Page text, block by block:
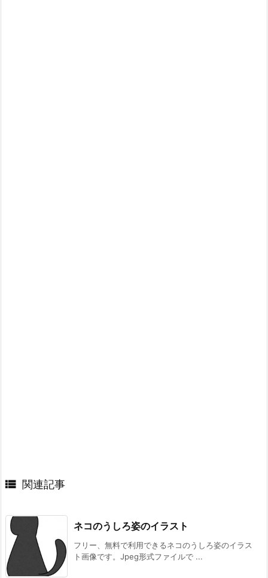
 関連記事
ネコのうしろ姿のイラスト
フリー、無料で利用できるネコのうしろ姿のイラス
ト画像です。Jpeg形式ファイルで ...